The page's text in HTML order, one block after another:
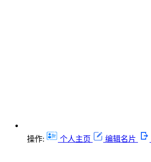
操作: 个人主页 编辑名片